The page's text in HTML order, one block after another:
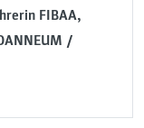
FIBAA,
/